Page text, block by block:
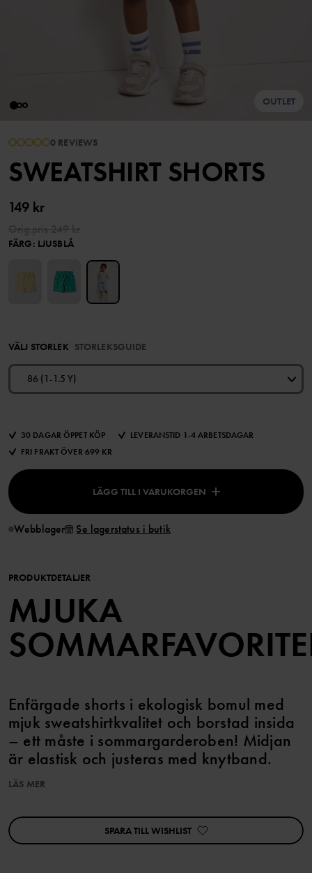
OUTLET
0 REVIEWS
SWEATSHIRT SHORTS
149 kr
FÄRG: LJUSBLÅ
VÄLJ STORLEK STORLEKSGUIDE
86 (1-1.5 Y)
30 DAGAR ÖPPET KÖP
LEVERANSTID 1-4 ARBETSDAGAR
FRI FRAKT ÖVER 699 KR
LÄGG TILL I VARUKORGEN
Webblager Se lagerstatus i butik
PRODUKTDETALJER
MJUKA
Enfärgade shorts i ekologisk bomul med
mjuk sweatshirtkvalitet och borstad insida
– ett måste i sommargarderoben! Midjan
är elastisk och justeras med knytband.
Artikelnummer
Tillverkningsland:Bangladesh
Fabrik
Läs mer
LÄS MER
SPARA TILL WISHLIST